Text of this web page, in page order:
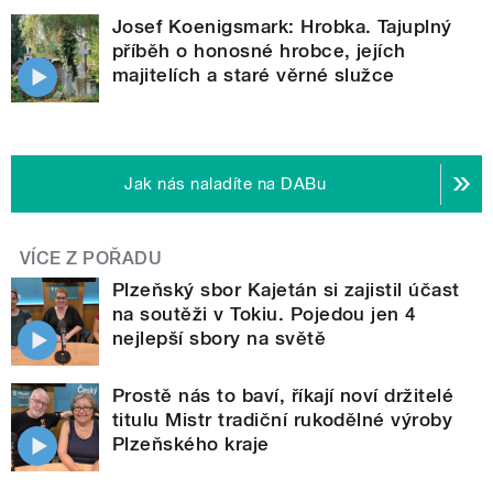
Josef Koenigsmark: Hrobka. Tajuplný
příběh o honosné hrobce, jejích
majitelích a staré věrné služce
Jak nás naladíte na DABu
VÍCE Z POŘADU
Plzeňský sbor Kajetán si zajistil účast
na soutěži v Tokiu. Pojedou jen 4
nejlepší sbory na světě
Prostě nás to baví, říkají noví držitelé
titulu Mistr tradiční rukodělné výroby
Plzeňského kraje